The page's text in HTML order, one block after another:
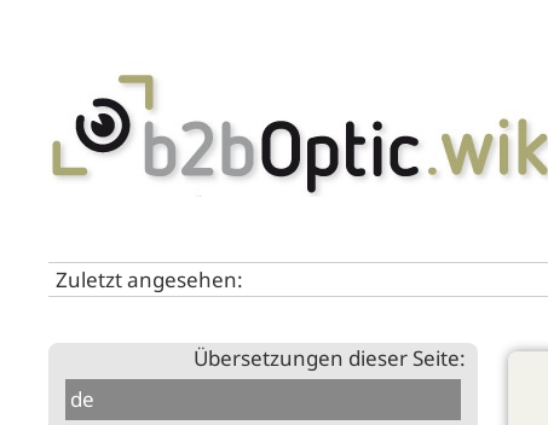
Zuletzt angesehen:
Übersetzungen dieser Seite:
de